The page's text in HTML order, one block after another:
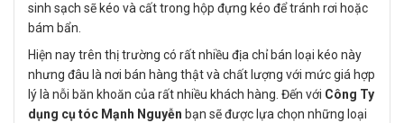
sinh sạch sẽ kéo và cất trong hộp đựng kéo để tránh rơi hoặc
bám bẩn.
Hiện nay trên thị trường có rất nhiều địa chỉ bán loại kéo này
nhưng đâu là nơi bán hàng thật và chất lượng với mức giá hợp
lý là nỗi băn khoăn của rất nhiều khách hàng. Đến với Công Ty
dụng cụ tóc Mạnh Nguyễn bạn sẽ được lựa chọn những loại